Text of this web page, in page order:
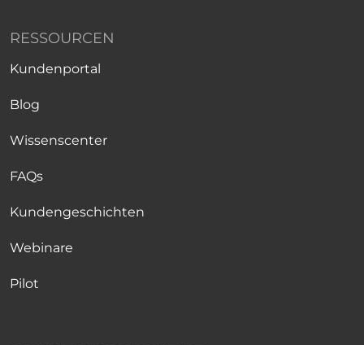
RESSOURCEN
Kundenportal
Blog
Wissenscenter
FAQs
Kundengeschichten
Webinare
Pilot